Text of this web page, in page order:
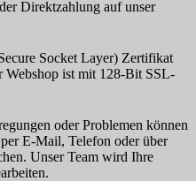
Direktzahlung auf unser
Socket Layer) Zertifikat
Webshop ist mit 128-Bit SSL-
oder Problemen können
E-Mail, Telefon oder über
Unser Team wird Ihre